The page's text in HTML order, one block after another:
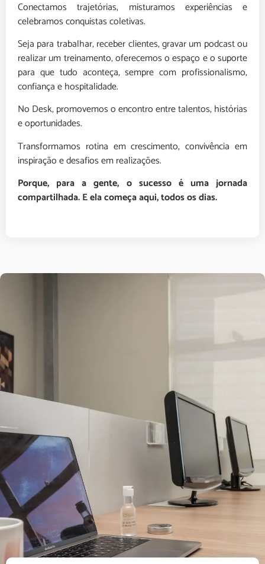
Conectamos trajetórias, misturamos experiências e
celebramos conquistas coletivas.
Seja para trabalhar, receber clientes, gravar um podcast ou
realizar um treinamento, oferecemos o espaço e o suporte
para que tudo aconteça, sempre com profissionalismo,
confiança e hospitalidade.
No Desk, promovemos o encontro entre talentos, histórias
e oportunidades.
Transformamos rotina em crescimento, convivência em
inspiração e desafios em realizações.
Porque, para a gente, o sucesso é uma jornada
compartilhada. E ela começa aqui, todos os dias.